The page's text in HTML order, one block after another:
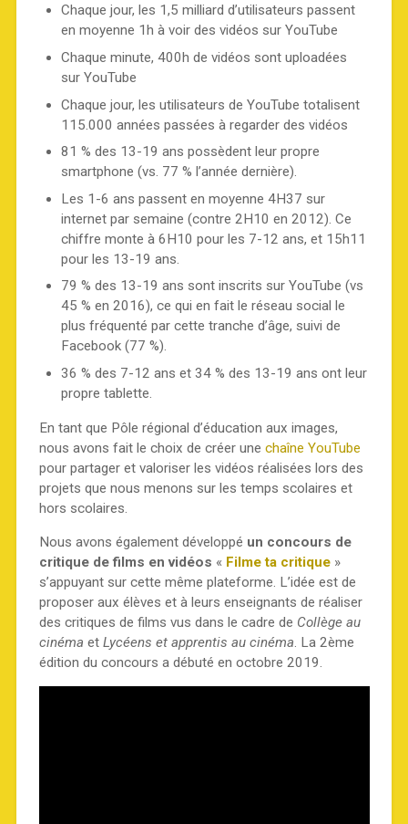
Chaque jour, les 1,5 milliard d’utilisateurs passent
en moyenne 1h à voir des vidéos sur YouTube
Chaque minute, 400h de vidéos sont uploadées
sur YouTube
Chaque jour, les utilisateurs de YouTube totalisent
115.000 années passées à regarder des vidéos
81 % des 13-19 ans possèdent leur propre
smartphone (vs. 77 % l’année dernière).
Les 1-6 ans passent en moyenne 4H37 sur
internet par semaine (contre 2H10 en 2012). Ce
chiffre monte à 6H10 pour les 7-12 ans, et 15h11
pour les 13-19 ans.
79 % des 13-19 ans sont inscrits sur YouTube (vs
45 % en 2016), ce qui en fait le réseau social le
plus fréquenté par cette tranche d’âge, suivi de
Facebook (77 %).
36 % des 7-12 ans et 34 % des 13-19 ans ont leur
propre tablette.
En tant que Pôle régional d’éducation aux images,
nous avons fait le choix de créer une chaîne YouTube
pour partager et valoriser les vidéos réalisées lors des
projets que nous menons sur les temps scolaires et
hors scolaires.
Nous avons également développé un concours de
critique de films en vidéos « Filme ta critique»
s’appuyant sur cette même plateforme. L’idée est de
proposer aux élèves et à leurs enseignants de réaliser
des critiques de films vus dans le cadre de Collège au
cinéma et Lycéens et apprentis au cinéma. La 2ème
édition du concours a débuté en octobre 2019.